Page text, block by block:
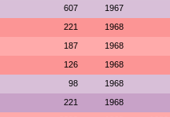
607 1967
221 1968
187 1968
126 1968
98 1968
221 1968